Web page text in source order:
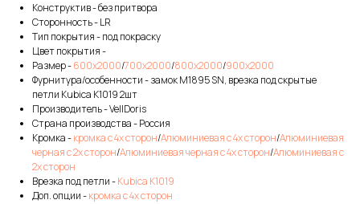
Конструктив - без притвора
Сторонность - LR
Тип покрытия - под покраску
Цвет покрытия -
Размер -600х2000/700х2000/800х2000/900х2000
Фурнитура/особенности - замок M1895 SN, врезка под скрытые
петли Kubica K1019 2шт
Производитель - VellDoris
Страна производства - Россия
Кромка -кромка с 4х сторон/Алюминиевая с 4х сторон/Алюминиевая
черная с 2х сторон/Алюминиевая черная с 4х сторон/Алюминиевая с
2х сторон
Врезка под петли -Kubica K1019
Доп. опции -кромка с 4х сторон